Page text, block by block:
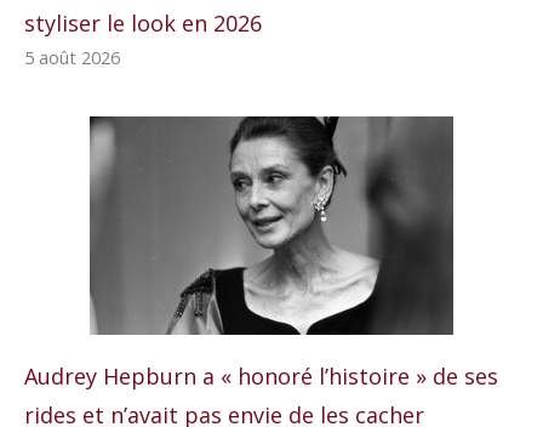
styliser le look en 2026
5 août 2026
Audrey Hepburn a « honoré l’histoire » de ses
rides et n’avait pas envie de les cacher